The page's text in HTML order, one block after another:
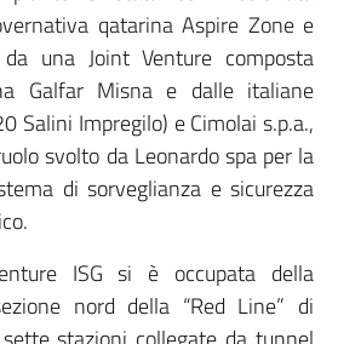
qatarina Aspire Zone e
una Joint Venture composta
Galfar Misna e dalle italiane
Salini Impregilo) e Cimolai s.p.a.,
svolto da Leonardo spa per la
di sorveglianza e sicurezza
ISG si è occupata della
nord della “Red Line” di